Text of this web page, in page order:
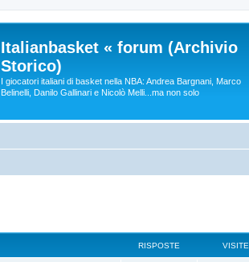
Italianbasket « forum (Archivio
Storico)
I giocatori italiani di basket nella NBA: Andrea Bargnani, Marco
Belinelli, Danilo Gallinari e Nicolò Melli...ma non solo
RISPOSTE VISITE